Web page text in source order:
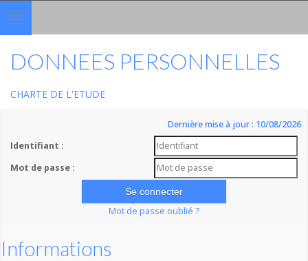
Toggle
navigation
DONNEES PERSONNELLES
CHARTE DE L'ETUDE
Dernière mise à jour : 10/08/2026
Identifiant :
Mot de passe :
Mot de passe oublié ?
Informations